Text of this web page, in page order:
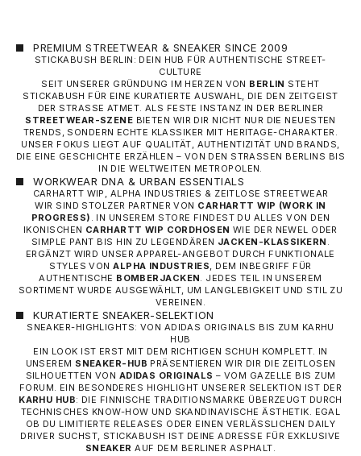
PREMIUM STREETWEAR & SNEAKER SINCE 2009
STICKABUSH BERLIN: DEIN HUB FÜR AUTHENTISCHE STREET-
CULTURE
SEIT UNSERER GRÜNDUNG IM HERZEN VON BERLIN STEHT
STICKABUSH FÜR EINE KURATIERTE AUSWAHL, DIE DEN ZEITGEIST
DER STRASSE ATMET. ALS FESTE INSTANZ IN DER BERLINER
STREETWEAR-SZENE BIETEN WIR DIR NICHT NUR DIE NEUESTEN
TRENDS, SONDERN ECHTE KLASSIKER MIT HERITAGE-CHARAKTER.
UNSER FOKUS LIEGT AUF QUALITÄT, AUTHENTIZITÄT UND BRANDS,
DIE EINE GESCHICHTE ERZÄHLEN – VON DEN STRASSEN BERLINS BIS I
N DIE WELTWEITEN METROPOLEN.
WORKWEAR DNA & URBAN ESSENTIALS
CARHARTT WIP, ALPHA INDUSTRIES & ZEITLOSE STREETWEAR
WIR SIND STOLZER PARTNER VON CARHARTT WIP (WORK IN
PROGRESS)
. IN UNSEREM STORE FINDEST DU ALLES VON DEN
IKONISCHEN CARHARTT WIP CORDHOSENWIE DER NEWEL ODER
SIMPLE PANT BIS HIN ZU LEGENDÄREN JACKEN-KLASSIKERN
ERGÄNZT WIRD UNSER APPAREL-ANGEBOT DURCH FUNKTIONALE
STYLES VONALPHA INDUSTRIES , DEM INBEGRIFF FÜR
AUTHENTISCHE BOMBERJACKEN
. JEDES TEIL IN UNSEREM
SORTIMENT WURDE AUSGEWÄHLT, UM LANGLEBIGKEIT UND STIL ZU
VEREINEN.
KURATIERTE SNEAKER-SELEKTION
SNEAKER-HIGHLIGHTS: VON ADIDAS ORIGINALS BIS ZUM KARHU
HUB
EIN LOOK IST ERST MIT DEM RICHTIGEN SCHUH KOMPLETT. IN
UNSEREM SNEAKER-HUB PRÄSENTIEREN WIR DIR DIE ZEITLOSEN
SILHOUETTEN VON ADIDAS ORIGINALS – VOM GAZELLE BIS ZUM
FORUM. EIN BESONDERES HIGHLIGHT UNSERER SELEKTION IST DER
KARHU HUB: DIE FINNISCHE TRADITIONSMARKE ÜBERZEUGT DURCH
TECHNISCHES KNOW-HOW UND SKANDINAVISCHE ÄSTHETIK. EGAL
OB DU LIMITIERTE RELEASES ODER EINEN VERLÄSSLICHEN DAILY
DRIVER SUCHST, STICKABUSH IST DEINE ADRESSE FÜR EXKLUSIVE
SNEAKER AUF DEM BERLINER ASPHALT.